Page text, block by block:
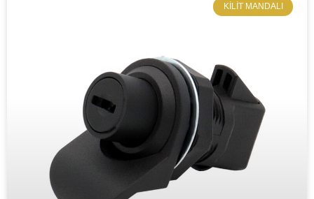
KILIT MANDALI​